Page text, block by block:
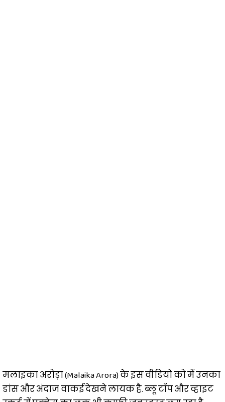
मलाइका अरोड़ा (Malaika Arora) के इस वीडियो को में उनका
डांस और अंदाज वाकई देखने लायक है. ब्लू टॉप और व्हाइट